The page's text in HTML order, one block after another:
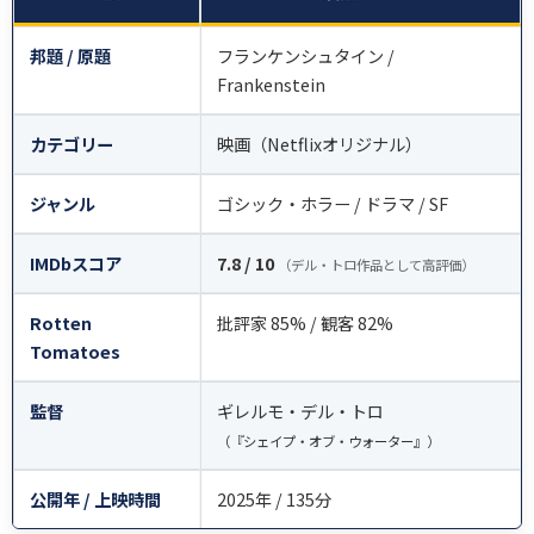
邦題 / 原題
フランケンシュタイン /
Frankenstein
カテゴリー 映画（Netflixオリジナル）
ジャンル ゴシック・ホラー / ドラマ / SF
IMDbスコア 7.8 / 10 （デル・トロ作品として高評価）
Rotten
Tomatoes
批評家 85% / 観客 82%
監督 ギレルモ・デル・トロ
（『シェイプ・オブ・ウォーター』）
公開年 / 上映時間 2025年 / 135分